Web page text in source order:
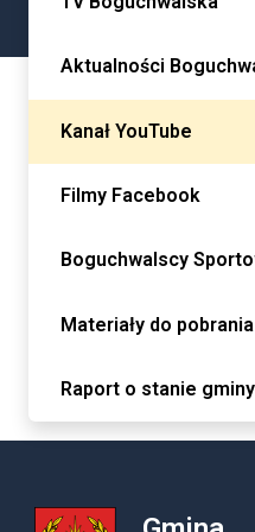
Aktualności
Kanał YouTube
Filmy Facebook
Boguchwalscy
Materiały do pobrania
Raport o stanie gminy